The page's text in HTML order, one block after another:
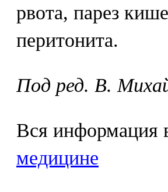
рвота, парез
перитонита.
Под ред. В.
Вся информация
медицине